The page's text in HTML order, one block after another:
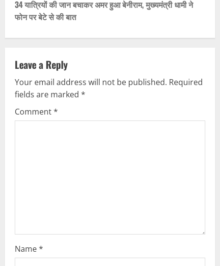
t
n
v
i
g
34 यात्रियों की जान बचाकर अमर हुआ बेनीराम, मुख्यमंत्री धामी ने
फोन पर बेटे से की बात
Leave a Reply
Your email address will not be published. Required
fields are marked *
Comment*
Name*